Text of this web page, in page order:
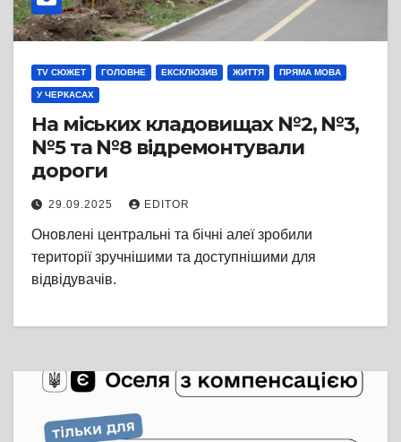
TV СЮЖЕТ ГОЛОВНЕ ЕКСКЛЮЗИВ ЖИТТЯ ПРЯМА МОВА
У ЧЕРКАСАХ
На міських кладовищах №2, №3,
№5 та №8 відремонтували
дороги
29.09.2025 EDITOR
Оновлені центральні та бічні алеї зробили
території зручнішими та доступнішими для
відвідувачів.